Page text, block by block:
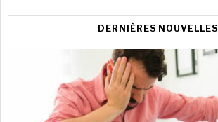
DERNIÈRES NOUVELLES